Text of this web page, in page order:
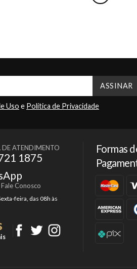
Uso e Política de Privacidade
DE ATENDIMENTO
1875
Conosco
feira, das 08h às
Formas